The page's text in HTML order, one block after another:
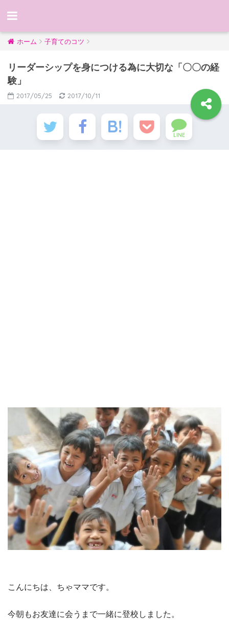
ホーム 子育てのコツ
リーダーシップを身につける為に大切な「〇〇の経
験」
2017/05/25 2017/10/11
LINE
こんにちは、ちゃママです。
今朝もお友達に会うまで一緒に登校しました。